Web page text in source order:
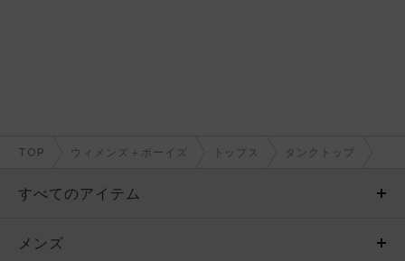
TOP ウィメンズ＋ボーイズ トップス タンクトップ
すべてのアイテム
メンズ
メンズ